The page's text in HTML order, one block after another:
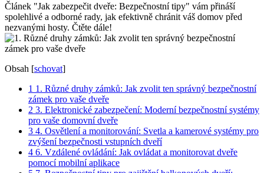
Článek "Jak zabezpečit dveře: Bezpečnostní tipy" vám přináší
spolehlivé a odborné rady, jak efektivně chránit váš domov před
nezvanými hosty. Čtěte dále!
Obsah [schovat]
1 1. Různé druhy zámků: Jak zvolit ten správný bezpečnostní
zámek pro vaše dveře
2 3. Elektronické zabezpečení: Moderní bezpečnostní systémy
pro vaše domovní dveře
3 4. Osvětlení a monitorování: Svetla a kamerové systémy pro
zvýšení bezpečnosti vstupních dveří
4 6. Vzdálené ovládání: Jak ovládat a monitorovat dveře
pomocí mobilní aplikace